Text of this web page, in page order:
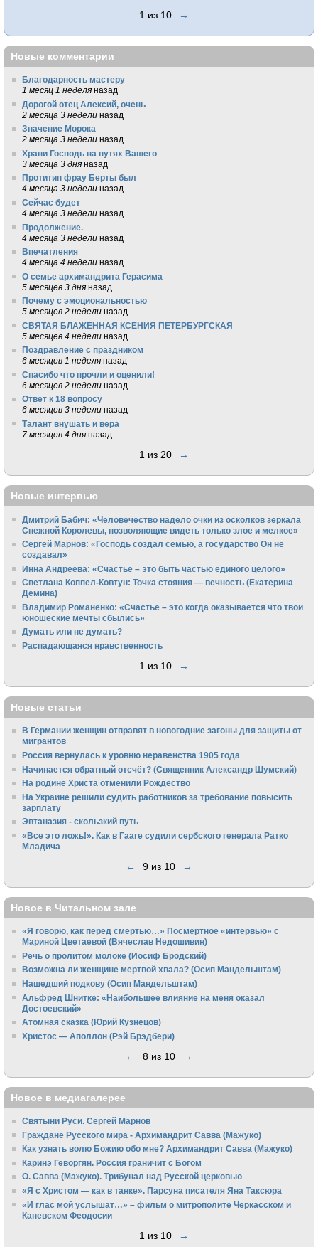
1 из 10 →
Новые комментарии
Благодарность мастеру
1 месяц 1 неделя назад
Дорогой отец Алексий, очень
2 месяца 3 недели назад
Значение Морока
2 месяца 3 недели назад
Храни Господь на путях Вашего
3 месяца 3 дня назад
Протитип фрау Берты был
4 месяца 3 недели назад
Сейчас будет
4 месяца 3 недели назад
Продолжение.
4 месяца 3 недели назад
Впечатления
4 месяца 4 недели назад
О семье архимандрита Герасима
5 месяцев 3 дня назад
Почему с эмоциональностью
5 месяцев 2 недели назад
СВЯТАЯ БЛАЖЕННАЯ КСЕНИЯ ПЕТЕРБУРГСКАЯ
5 месяцев 4 недели назад
Поздравление с праздником
6 месяцев 1 неделя назад
Спасибо что прочли и оценили!
6 месяцев 2 недели назад
Ответ к 18 вопросу
6 месяцев 3 недели назад
Талант внушать и вера
7 месяцев 4 дня назад
1 из 20 →
Новые интервью
Дмитрий Бабич: «Человечество надело очки из осколков зеркала
Снежной Королевы, позволяющие видеть только злое и мелкое»
Сергей Марнов: «Господь создал семью, а государство Он не
создавал»
Инна Андреева: «Счастье – это быть частью единого целого»
Светлана Коппел-Ковтун: Точка стояния — вечность (Екатерина
Демина)
Владимир Романенко: «Счастье – это когда оказывается что твои
юношеские мечты сбылись»
Думать или не думать?
Распадающаяся нравственность
1 из 10 →
Новые статьи
В Германии женщин отправят в новогодние загоны для защиты от
мигрантов
Россия вернулась к уровню неравенства 1905 года
Начинается обратный отсчёт? (Священник Александр Шумский)
На родине Христа отменили Рождество
На Украине решили судить работников за требование повысить
зарплату
Эвтаназия - скользкий путь
«Все это ложь!». Как в Гааге судили сербского генерала Ратко
Младича
← 9 из 10 →
Новое в Читальном зале
«Я говорю, как перед смертью…» Посмертное «интервью» с
Мариной Цветаевой (Вячеслав Недошивин)
Речь о пролитом молоке (Иосиф Бродский)
Возможна ли женщине мертвой хвала? (Осип Мандельштам)
Нашедший подкову (Осип Мандельштам)
Альфред Шнитке: «Наибольшее влияние на меня оказал
Достоевский»
Атомная сказка (Юрий Кузнецов)
Христос — Аполлон (Рэй Брэдбери)
← 8 из 10 →
Новое в медиагалерее
Святыни Руси. Сергей Марнов
Граждане Русского мира - Архимандрит Савва (Мажуко)
Как узнать волю Божию обо мне? Архимандрит Савва (Мажуко)
Каринэ Геворгян. Россия граничит с Богом
О. Савва (Мажуко). Трибунал над Русской церковью
«Я с Христом — как в танке». Парсуна писателя Яна Таксюра
«И глас мой услышат…» – фильм о митрополите Черкасском и
Каневском Феодосии
1 из 10 →